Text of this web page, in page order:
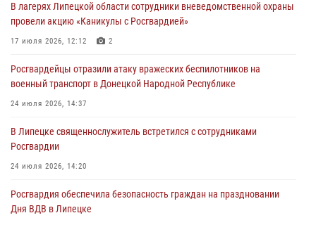
Росгвардия противодействует БПЛА ВСУ на южном направлении
(видео)
03 августа 2026, 13:39
В лагерях Липецкой области сотрудники вневедомственной охраны
провели акцию «Каникулы с Росгвардией»
17 июля 2026, 12:12 2
Росгвардейцы отразили атаку вражеских беспилотников на
военный транспорт в Донецкой Народной Республике
24 июля 2026, 14:37
В Липецке священнослужитель встретился с сотрудниками
Росгвардии
24 июля 2026, 14:20
Росгвардия обеспечила безопасность граждан на праздновании
Дня ВДВ в Липецке